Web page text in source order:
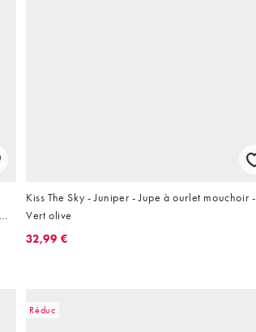
Kiss The Sky - Juniper - Jupe à ourlet mouchoir -
Vert olive
32,99 €
Réduc